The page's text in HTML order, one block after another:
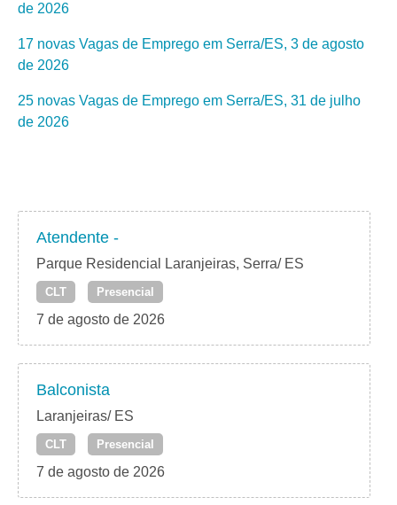
de 2026
17 novas Vagas de Emprego em Serra/ES, 3 de agosto
de 2026
25 novas Vagas de Emprego em Serra/ES, 31 de julho
de 2026
Atendente -
Parque Residencial Laranjeiras, Serra/ ES
CLT Presencial
7 de agosto de 2026
Balconista
Laranjeiras/ ES
CLT Presencial
7 de agosto de 2026